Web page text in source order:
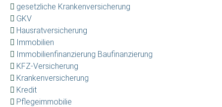
gesetzliche Krankenversicherung
GKV
Hausratversicherung
Immobilien
Immobilienfinanzierung Baufinanzierung
KFZ-Versicherung
Krankenversicherung
Kredit
Pflegeimmobilie